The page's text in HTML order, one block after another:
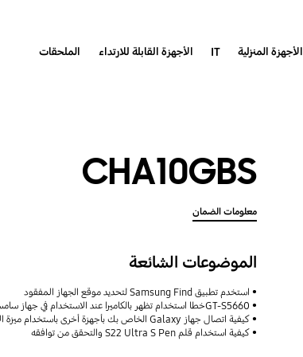
الأجهزة المنزلية IT الأجهزة القابلة للارتداء الملحقات
CHA10GBS
معلومات الضمان
الموضوعات الشائعة
استخدم تطبيق Samsung Find لتحديد موقع الجهاز المفقود
GT-S5660خطا استخدام تظهر بالكاميرا عند الاستخدام في جهاز سامسونج موديل
كيفية اتصال جهاز Galaxy الخاص بك بأجهزة أخرى باستخدام ميزة الأجهزة المتصلة مع دعم Samsung
كيفية استخدام قلم S22 Ultra S Pen والتحقق من توافقه